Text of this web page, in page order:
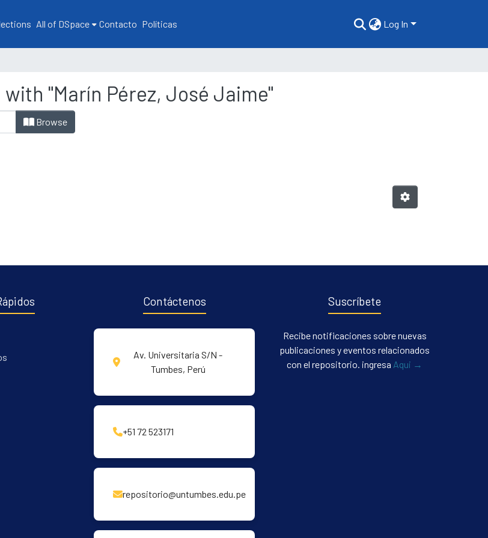
All of DSpace Contacto Políticas Log In
"Marín Pérez, José Jaime"
Browse
Contáctenos
Av. Universitaria S/N -
Tumbes, Perú
+51 72 523171
repositorio@untumbes.edu.pe
Suscríbete
Recibe notificaciones sobre nuevas
publicaciones y eventos relacionados
con el repositorio. ingresa Aqui →